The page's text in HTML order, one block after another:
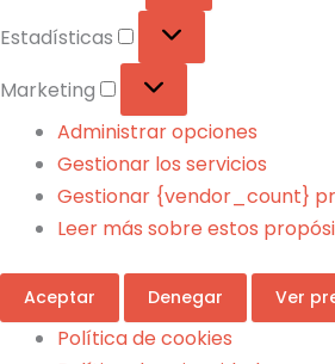
Estadísticas
Marketing
Administrar opciones
Gestionar los servicios
Gestionar {vendor_count}
Leer más sobre estos
Aceptar Denegar Ver
Política de cookies